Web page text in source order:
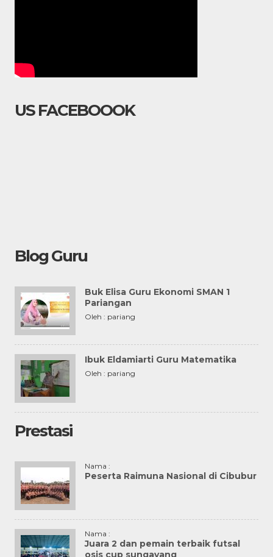
US FACEBOOOK
Blog Guru
Buk Elisa Guru Ekonomi SMAN 1
Pariangan
Oleh : pariang
Ibuk Eldamiarti Guru Matematika
Oleh : pariang
Prestasi
Nama :
Peserta Raimuna Nasional di Cibubur
Nama :
Juara 2 dan pemain terbaik futsal
osis cup sungayang